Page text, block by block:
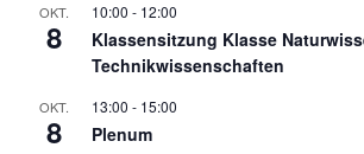
OKT.
8
10:00 - 12:00
Klassensitzung Klasse
Technikwissenschaften
OKT.
8
13:00 - 15:00
Plenum